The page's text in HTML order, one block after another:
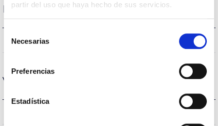
partir del uso que haya hecho de sus servicios.
Necesarias
Preferencias
Estadística
Logement et finition
Indice d’étanchéité IP IP65
Vie